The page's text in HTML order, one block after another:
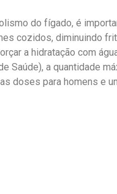
do fígado, é
cozidos, diminuindo
a hidratação com
Saúde), a quantidade
doses para homens e